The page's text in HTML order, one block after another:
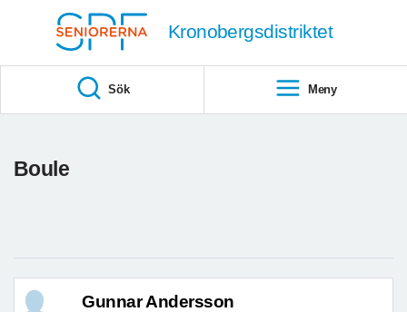
Kronobergsdistriktet
Sök Meny
Boule
Gunnar Andersson